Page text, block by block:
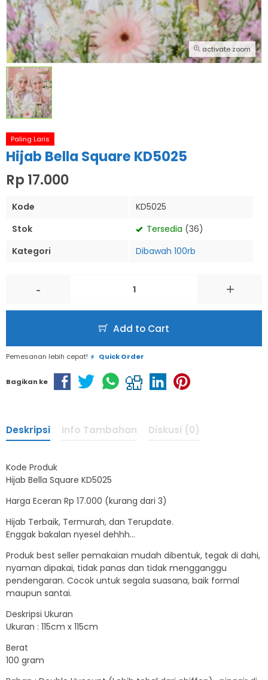
activate zoom
Paling Laris
Hijab Bella Square KD5025
Rp 17.000
Kode
KD5025
Stok
Tersedia (36)
Kategori
Dibawah 100rb
- +
Add to Cart
Pemesanan lebih cepat! Quick Order
Bagikan ke
Deskripsi Info Tambahan Diskusi (0)
Kode Produk
Hijab Bella Square KD5025
Harga Eceran Rp 17.000 (kurang dari 3)
Hijab Terbaik, Termurah, dan Terupdate.
Enggak bakalan nyesel dehhh…
Produk best seller pemakaian mudah dibentuk, tegak di dahi,
nyaman dipakai, tidak panas dan tidak mengganggu
pendengaran. Cocok untuk segala suasana, baik formal
maupun santai.
Deskripsi Ukuran
Ukuran : 115cm x 115cm
Berat
100 gram